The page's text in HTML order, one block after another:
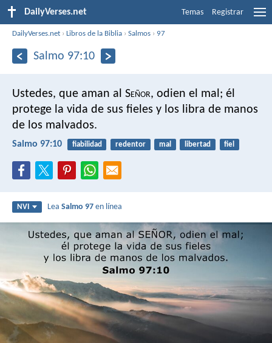
DailyVerses.net Temas Registrar
DailyVerses.net ›Libros de la Biblia ›Salmos › 97
Salmo 97:10
Ustedes, que aman al Señor, odien el mal; él
protege la vida de sus fieles y los libra de manos
de los malvados.
Salmo 97:10 fiabilidad redentor mal libertad fiel
NVI LeaSalmo 97 en línea